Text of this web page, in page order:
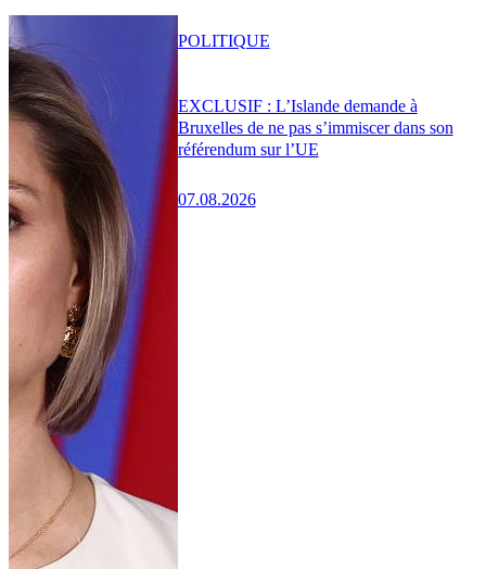
EXCLUSIF : L’Islande demande à
Bruxelles de ne pas s’immiscer dans son
référendum sur l’UE
07.08.2026
POLITIQUE